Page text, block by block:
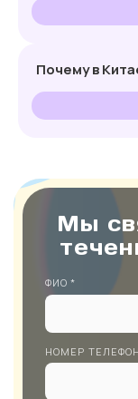
Почему в
Мы
ФИО *
НОМЕР